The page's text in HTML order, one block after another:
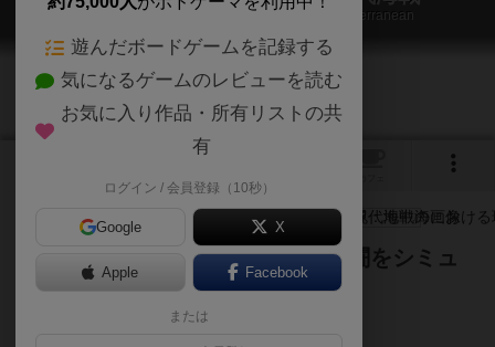
Sixth Fleet: Modern Naval Combat in the Mediterranean
地中海の支配権を巡る近未来の戦闘をシミュ
レーションしたゲーム
遊んだボードゲームを記録する
気になるゲームのレビューを読む
お気に入り作品・所有リストの共
有
ログイン / 会員登録（10秒）
Google X
Apple Facebook
または